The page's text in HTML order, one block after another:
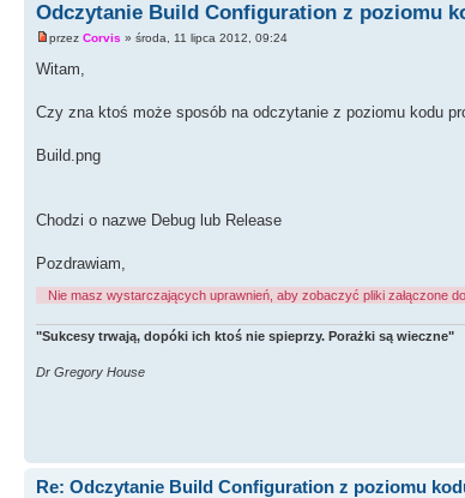
Odczytanie Build Configuration z poziomu
przez Corvis » środa, 11 lipca 2012, 09:24
Witam,
Czy zna ktoś może sposób na odczytanie z poziomu kodu
Build.png
Chodzi o nazwe Debug lub Release
Pozdrawiam,
Nie masz wystarczających uprawnień, aby zobaczyć pliki załączone
"Sukcesy trwają, dopóki ich ktoś nie spieprzy. Porażki są wieczne"
Dr Gregory House
Re: Odczytanie Build Configuration z poziomu